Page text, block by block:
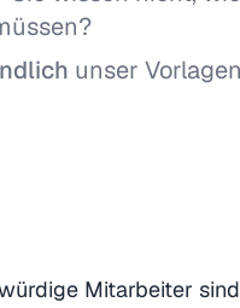
unser
Mitarbeiter